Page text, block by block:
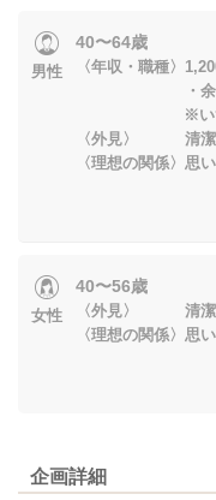
男性
40〜64歳
〈年収・職種〉
・余裕のあ
※いずれか
〈外見〉 清潔感
〈理想の関係〉思
女性
40〜56歳
〈外見〉 清潔感
〈理想の関係〉思
企画詳細